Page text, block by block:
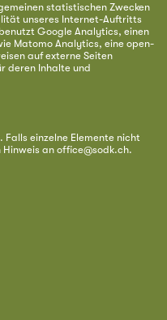
statistischen Zwecken
unseres Internet-Auftritts
Google Analytics, einen
Matomo Analytics, eine open-
auf externe Seiten
deren Inhalte und
einzelne Elemente nicht
an office@sodk.ch.